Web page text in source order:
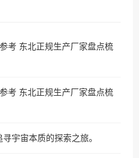
考 东北正规生产厂家盘点梳
考 东北正规生产厂家盘点梳
宇宙本质的探索之旅。